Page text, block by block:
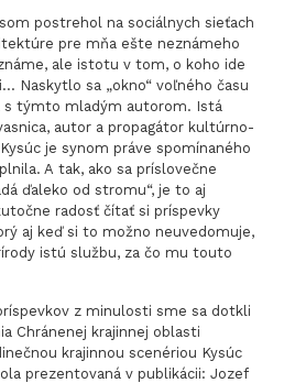
postrehol na sociálnych sieťach
pre mňa ešte neznámeho
ale istotu v tom, o koho ide
Naskytlo sa „okno“ voľného času
s týmto mladým autorom. Istá
autor a propagátor kultúrno-
je synom práve spomínaného
A tak, ako sa príslovečne
ďaleko od stromu“, je to aj
radosť čítať si príspevky
aj keď si to možno neuvedomuje,
istú službu, za čo mu touto
z minulosti sme sa dotkli
Chránenej krajinnej oblasti
krajinnou scenériou Kysúc
prezentovaná v publikácii: Jozef